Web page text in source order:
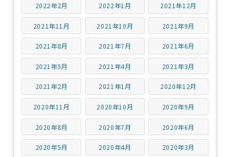
2022年2月 2022年1月 2021年12月
2021年11月 2021年10月 2021年9月
2021年8月 2021年7月 2021年6月
2021年5月 2021年4月 2021年3月
2021年2月 2021年1月 2020年12月
2020年11月 2020年10月 2020年9月
2020年8月 2020年7月 2020年6月
2020年5月 2020年4月 2020年3月